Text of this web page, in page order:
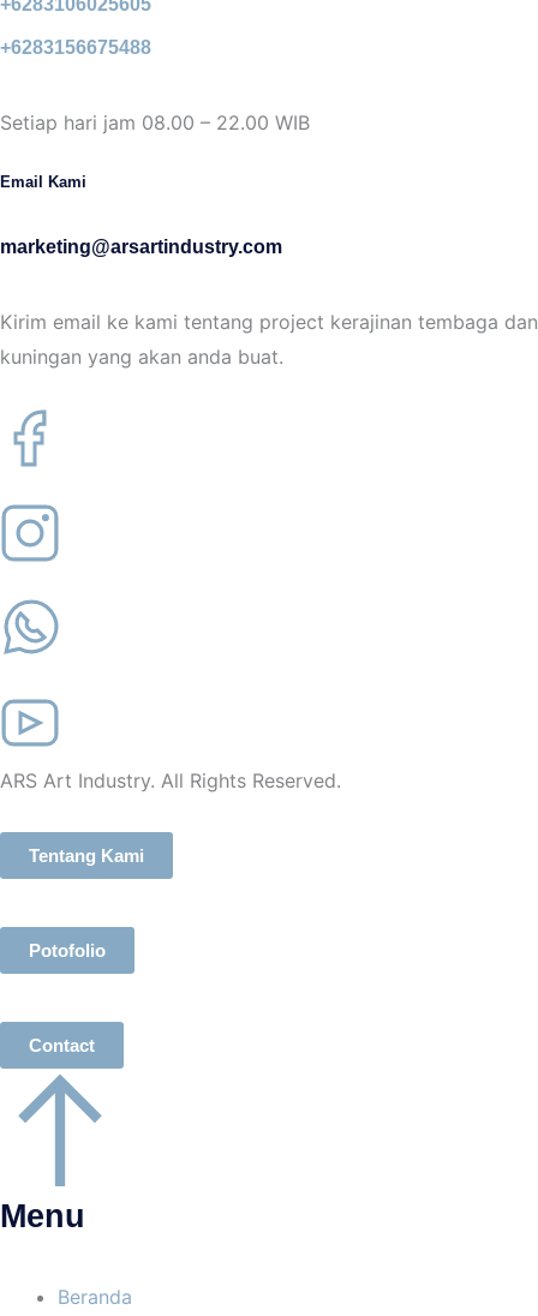
+6283156675488
Setiap hari jam 08.00 – 22.00 WIB
Email Kami
marketing@arsartindustry.com
Kirim email ke kami tentang project kerajinan tembaga dan
kuningan yang akan anda buat.
ARS Art Industry. All Rights Reserved.
Tentang Kami
Potofolio
Contact
Menu
Beranda